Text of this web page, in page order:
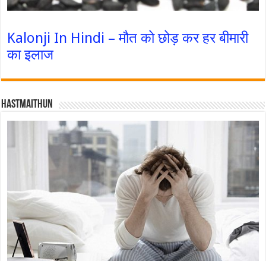
Kalonji In Hindi – मौत को छोड़ कर हर बीमारी
का इलाज
Hastmaithun